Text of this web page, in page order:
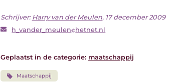
Schrijver: Harry van der Meulen, 17 december 2009
h_vander_meulen hetnet.nl
Geplaatst in de categorie: maatschappij
Maatschappij